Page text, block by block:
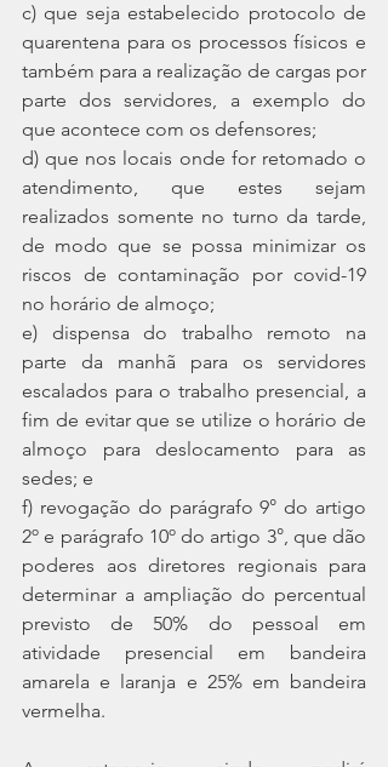
c) que seja estabelecido protocolo de
quarentena para os processos físicos e
também para a realização de cargas por
parte dos servidores, a exemplo do
que acontece com os defensores;
d) que nos locais onde for retomado o
atendimento, que estes sejam
realizados somente no turno da tarde,
de modo que se possa minimizar os
riscos de contaminação por covid-19
no horário de almoço;
e) dispensa do trabalho remoto na
parte da manhã para os servidores
escalados para o trabalho presencial, a
fim de evitar que se utilize o horário de
almoço para deslocamento para as
sedes; e
f) revogação do parágrafo 9° do artigo
2º e parágrafo 10º do artigo 3°, que dão
poderes aos diretores regionais para
determinar a ampliação do percentual
previsto de 50% do pessoal em
atividade presencial em bandeira
amarela e laranja e 25% em bandeira
vermelha.